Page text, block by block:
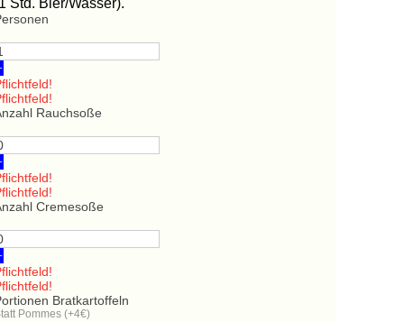
Std. Bier/Wasser).
Rauchsoße
Cremesoße
Bratkartoffeln
Pommes (+4€)